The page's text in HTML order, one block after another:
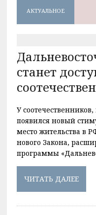
АКТУАЛЬНОЕ
станет
У
появился новый
место жительства в
нового Закона,
программы
ЧИТАТЬ ДАЛЕЕ